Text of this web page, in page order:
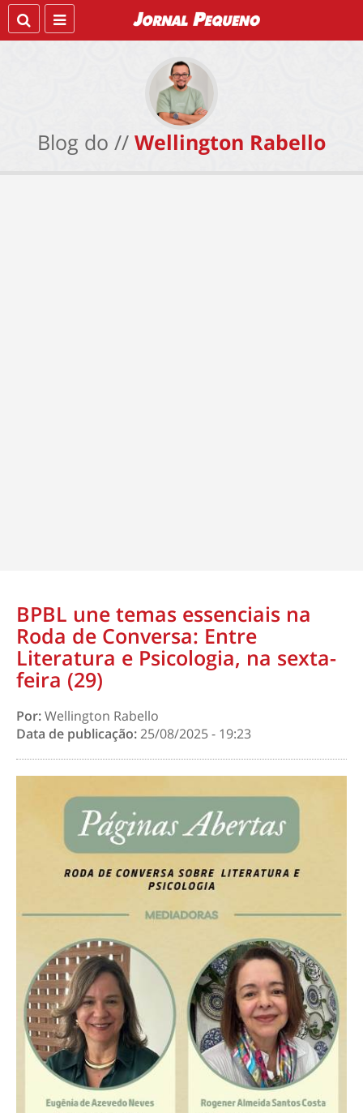
Blog do // Wellington Rabello
BPBL une temas essenciais na
Roda de Conversa: Entre
Literatura e Psicologia, na sexta-
feira (29)
Por:Wellington Rabello
Data de publicação:25/08/2025 - 19:23